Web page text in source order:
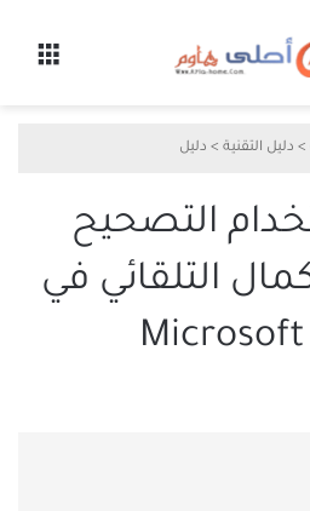
> دليل التقنية > دليل
التصحيح
التلقائي في
Microsoft